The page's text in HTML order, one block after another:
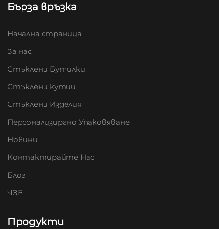
Бърза връзка
Начална страница
За нас
Стъклени Бутилки
Стъклени кутии
Стъклени Изделия
Персонализирано Упаковяване
Новини
Контактирайте Нас
Блог
ЧЗВ
Продукти